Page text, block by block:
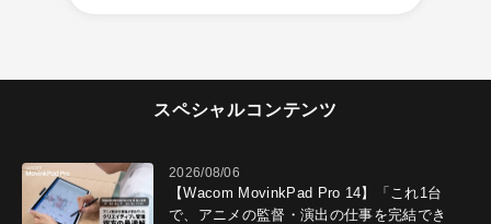
スペシャルコンテンツ
2026/08/06
【Wacom MovinkPad Pro 14】「これ1台
で、アニメの監督・演出の仕事を完結でき